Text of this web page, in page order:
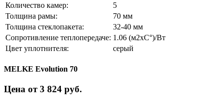
Количество камер:
5
Толщина рамы:
70 мм
Толщина стеклопакета:
32-40 мм
Сопротивление теплопередаче: 1.06 (м2xC°)/Вт
Цвет уплотнителя:
серый
MELKE Evolution 70
Цена от 3 824 руб.